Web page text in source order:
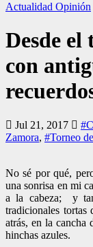
Actualidad Opinión
Desde
con
Jul 21, 2017
Zamora, #Torneo
No sé por qué,
una sonrisa en mi
a la cabeza; y
tradicionales tortas
atrás, en la cancha
hinchas azules.